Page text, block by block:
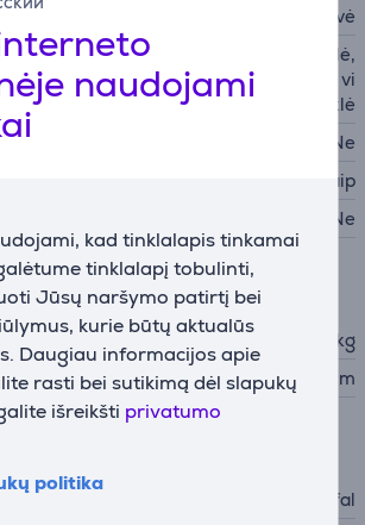
naudojami
kad tinklalapis tinkamai
tinklalapį tobulinti,
Jūsų naršymo patirtį bei
kurie būtų aktualūs
Daugiau informacijos apie
rasti bei sutikimą dėl slapukų
išreikšti privatumo
politika
Keptuvė
Dujinė viryklė, Ketaus viryklė,
Keraminė viryklė, Indukcinė vi
ryklė
Ne
Taip
Ne
0,697 kg
24 cm
Tefal